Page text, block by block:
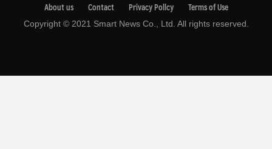
About us Contact Privacy Pollcy Terms of Use
Copyright © 2021 Smart News Co., Ltd. All rights reserved.